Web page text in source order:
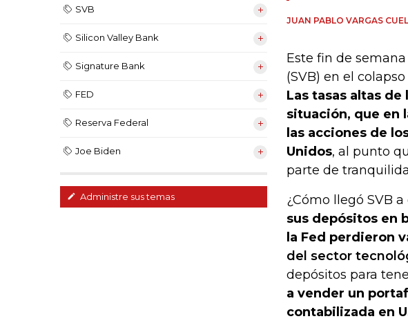
SVB
Silicon Valley Bank
Signature Bank
FED
Reserva Federal
Joe Biden
Administre sus temas
JUAN PABLO VARGAS
Este fin de
(SVB) en el
Las tasas altas
situación, que en
las acciones de
Unidos, al punto
parte de
¿Cómo llegó SVB
sus depósitos en
la Fed perdieron
del sector
depósitos para
a vender un
contabilizada en